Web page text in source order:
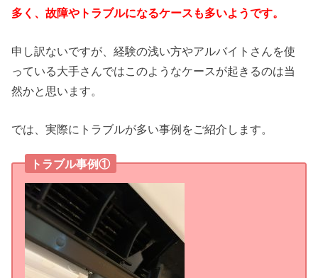
多く、故障やトラブルになるケースも多いようです。
申し訳ないですが、経験の浅い方やアルバイトさんを使
っている大手さんではこのようなケースが起きるのは当
然かと思います。
では、実際にトラブルが多い事例をご紹介します。
トラブル事例①